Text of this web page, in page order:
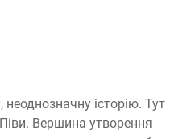
історію. Тут
Вершина утворення